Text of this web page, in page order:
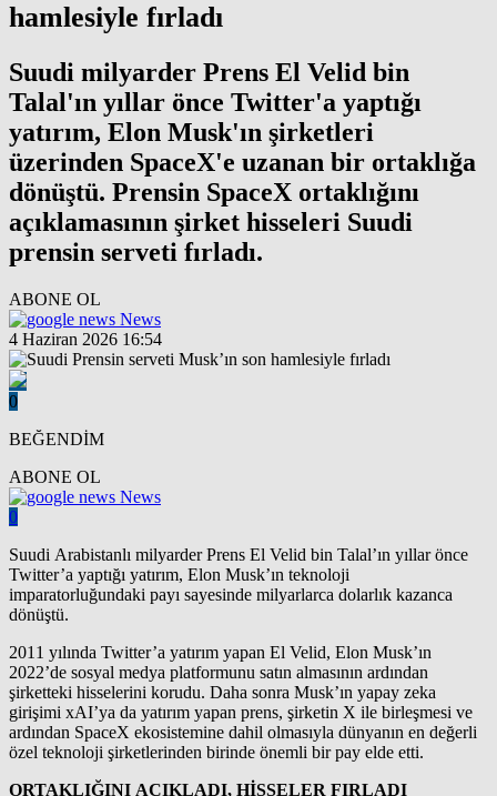
hamlesiyle fırladı
Suudi milyarder Prens El Velid bin
Talal'ın yıllar önce Twitter'a yaptığı
yatırım, Elon Musk'ın şirketleri
üzerinden SpaceX'e uzanan bir ortaklığa
dönüştü. Prensin SpaceX ortaklığını
açıklamasının şirket hisseleri Suudi
prensin serveti fırladı.
ABONE OL
News
4 Haziran 2026 16:54
0
BEĞENDİM
ABONE OL
News
0
Suudi Arabistanlı milyarder Prens El Velid bin Talal’ın yıllar önce
Twitter’a yaptığı yatırım, Elon Musk’ın teknoloji
imparatorluğundaki payı sayesinde milyarlarca dolarlık kazanca
dönüştü.
2011 yılında Twitter’a yatırım yapan El Velid, Elon Musk’ın
2022’de sosyal medya platformunu satın almasının ardından
şirketteki hisselerini korudu. Daha sonra Musk’ın yapay zeka
girişimi xAI’ya da yatırım yapan prens, şirketin X ile birleşmesi ve
ardından SpaceX ekosistemine dahil olmasıyla dünyanın en değerli
özel teknoloji şirketlerinden birinde önemli bir pay elde etti.
ORTAKLIĞINI AÇIKLADI, HİSSELER FIRLADI